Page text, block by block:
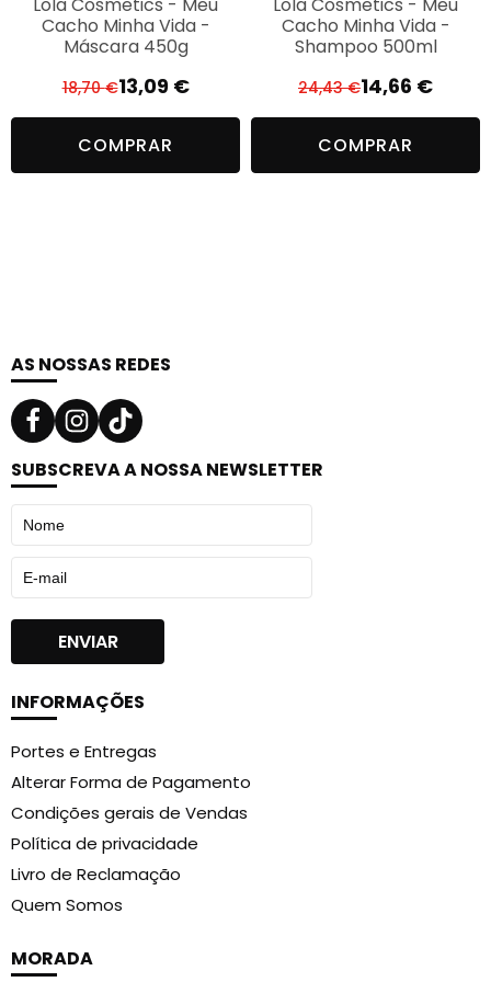
Lola Cosmetics - Meu
Cacho Minha Vida -
Máscara 450g
18,70€ O
preço
original
era:
13,09 €
O
preço
atual
é:
COMPRAR
Lola Cosmetics - Meu
Cacho Minha Vida -
Shampoo 500ml
24,43€O
preço
original
era:
14,66 €
O
preço
atual
é:
COMPRAR
AS NOSSAS REDES
SUBSCREVA A NOSSA NEWSLETTER
INFORMAÇÕES
Portes e Entregas
Alterar Forma de Pagamento
Condições gerais de Vendas
Política de privacidade
Livro de Reclamação
Quem Somos
MORADA